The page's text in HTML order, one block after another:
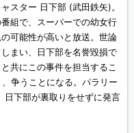
スター 日下部 (武田鉄矢)。
組で、スーパーでの幼女行
可能性が高いと放送。世論
まい、日下部を名誉毀損で
共にこの事件を担当するこ
争うことになる。パラリー
日下部が裏取りをせずに発言